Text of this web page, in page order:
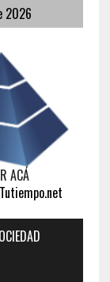
2026
ACÁ